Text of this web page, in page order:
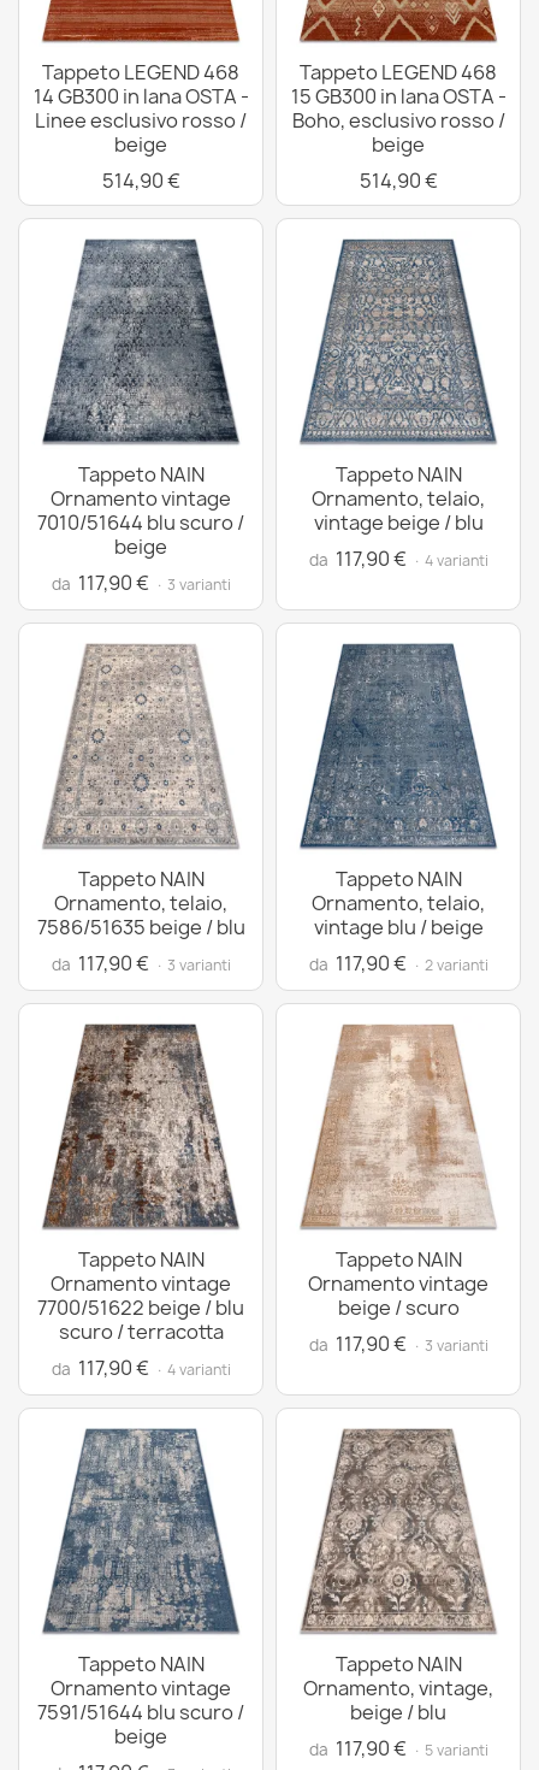
Tappeto LEGEND 468
14 GB300 in lana OSTA -
Linee esclusivo rosso /
beige
514,90 €
Tappeto LEGEND 468
15 GB300 in lana OSTA -
Boho, esclusivo rosso /
beige
514,90 €
Tappeto NAIN
Ornamento vintage
7010/51644 blu scuro /
beige
da 117,90 € · 3 varianti
Tappeto NAIN
Ornamento, telaio,
vintage beige / blu
da 117,90 € · 4 varianti
Tappeto NAIN
Ornamento, telaio,
7586/51635 beige / blu
da 117,90 € · 3 varianti
Tappeto NAIN
Ornamento, telaio,
vintage blu / beige
da 117,90 € · 2 varianti
Tappeto NAIN
Ornamento vintage
7700/51622 beige / blu
scuro / terracotta
da 117,90 € · 4 varianti
Tappeto NAIN
Ornamento vintage
beige / scuro
da 117,90 € · 3 varianti
Tappeto NAIN
Ornamento vintage
7591/51644 blu scuro /
beige
Tappeto NAIN
Ornamento, vintage,
beige / blu
da 117,90 € · 5 varianti